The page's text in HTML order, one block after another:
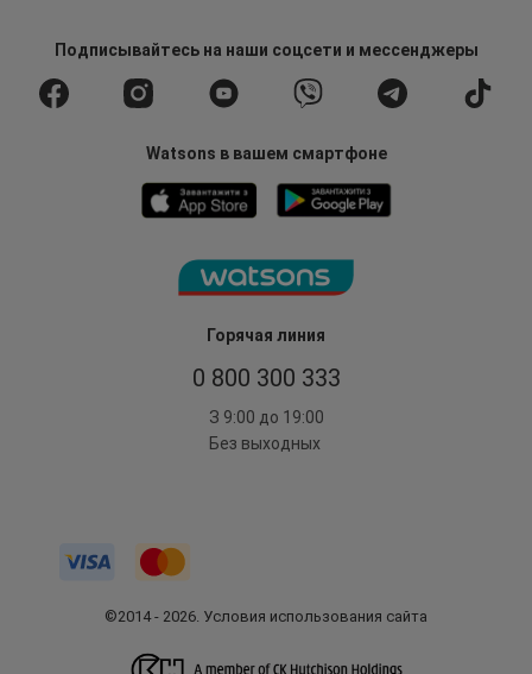
Горячая линия
0 800 300 333
З 9:00 до 19:00
Без выходных
Подписывайтесьна наши соцсети и мессенджеры
Watsons в вашем смартфоне
©2014 - 2026. Условия использования сайта